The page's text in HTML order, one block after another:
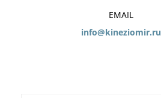
EMAIL
info@kineziomir.ru